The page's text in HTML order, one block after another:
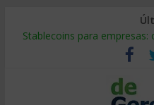
Stablecoins para
Despido silencioso: qué es
IA en selección de
Trabajo forzoso en la
Mercado hispano de EE.